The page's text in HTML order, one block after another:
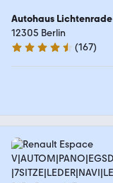
Autohaus
12305 Berlin
4.6 Sterne
(167)